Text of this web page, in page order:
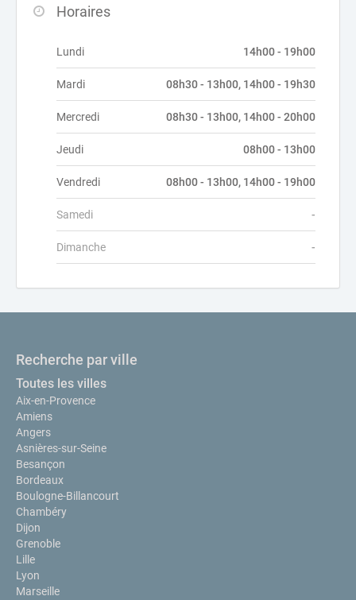
Horaires
Lundi 14h00 - 19h00
Mardi 08h30 - 13h00, 14h00 - 19h30
Mercredi 08h30 - 13h00, 14h00 - 20h00
Jeudi 08h00 - 13h00
Vendredi 08h00 - 13h00, 14h00 - 19h00
Samedi -
Dimanche -
Recherche par ville
Toutes les villes
Aix-en-Provence
Amiens
Angers
Asnières-sur-Seine
Besançon
Bordeaux
Boulogne-Billancourt
Chambéry
Dijon
Grenoble
Lille
Lyon
Marseille